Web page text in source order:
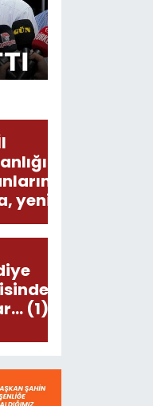
yeni
değişti!
(1)